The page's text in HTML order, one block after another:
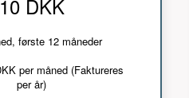
10 DKK
første 12 måneder
per måned (Faktureres
per år)